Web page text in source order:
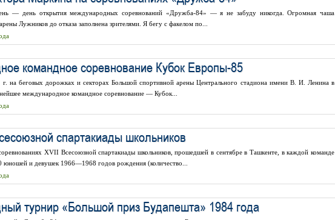
— день открытия международных соревнований «Дружба-84» — я не забуду никогда. Огромная чаша
Лужников до отказа заполнена зрителями. Я бегу с факелом по...
командное соревнование Кубок Европы-85
г. на беговых дорожках и секторах Большой спортивной арены Центрального стадиона имени В. И. Ленина в
международное командное соревнование — Кубок...
спартакиады школьников
XVII Всесоюзной спартакиады школьников, прошедшей в сентябре в Ташкенте, в каждой команде
юношей и девушек 1966—1968 годов рождения (количество...
турнир «Большой приз Будапешта» 1984 года